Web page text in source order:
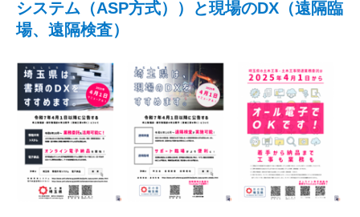
システム（ASP方式））と現場のDX（遠隔臨
場、遠隔検査）